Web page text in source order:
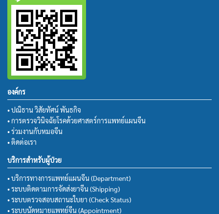
องค์กร
• ปณิธาน วิสัยทัศน์ พันธกิจ
• การตรวจวินิจฉัยโรคด้วยศาสตร์การแพทย์แผนจีน
• ร่วมงานกับหมอจีน
• ติดต่อเรา
บริการสำหรับผู้ป่วย
• บริการทางการแพทย์แผนจีน (Department)
• ระบบติดตามการจัดส่งยาจีน (Shipping)
• ระบบตรวจสอบสถานะใบยา (Check Status)
• ระบบนัดหมายแพทย์จีน (Appointment)